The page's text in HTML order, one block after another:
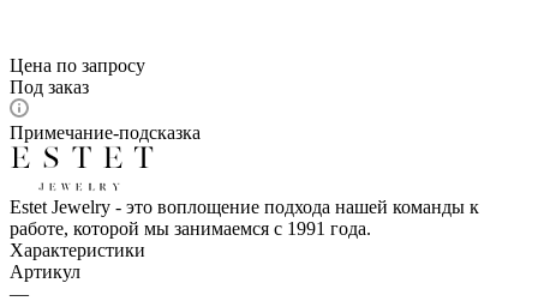
Цена по запросу
Под заказ
Примечание-подсказка
Estet Jewelry - это воплощение подхода нашей команды к
работе, которой мы занимаемся с 1991 года.
Характеристики
Артикул
—